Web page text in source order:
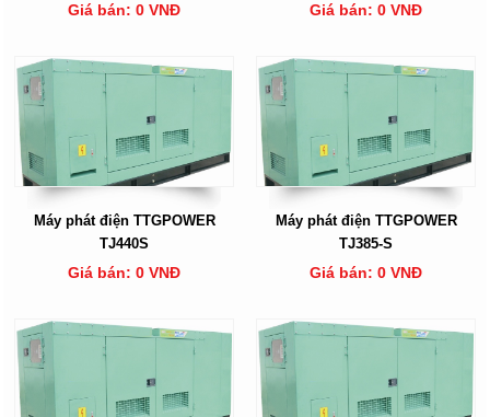
Giá bán: 0 VNĐ Giá bán: 0 VNĐ
Máy phát điện TTGPOWER
TJ440S
Giá bán: 0 VNĐ
Máy phát điện TTGPOWER
TJ385-S
Giá bán: 0 VNĐ